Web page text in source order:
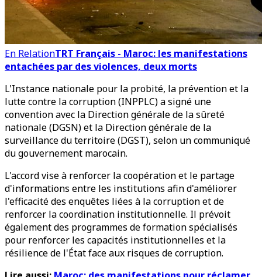
En RelationTRT Français - Maroc: les manifestations
entachées par des violences, deux morts
L'Instance nationale pour la probité, la prévention et la
lutte contre la corruption (INPPLC) a signé une
convention avec la Direction générale de la sûreté
nationale (DGSN) et la Direction générale de la
surveillance du territoire (DGST), selon un communiqué
du gouvernement marocain.
L'accord vise à renforcer la coopération et le partage
d'informations entre les institutions afin d'améliorer
l'efficacité des enquêtes liées à la corruption et de
renforcer la coordination institutionnelle. Il prévoit
également des programmes de formation spécialisés
pour renforcer les capacités institutionnelles et la
résilience de l'État face aux risques de corruption.